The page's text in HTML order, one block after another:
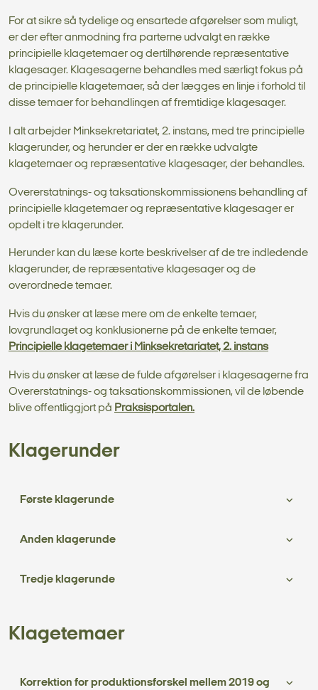
For at sikre så tydelige og ensartede afgørelser som muligt,
er der efter anmodning fra parterne udvalgt en række
principielle klagetemaer og dertilhørende repræsentative
klagesager. Klagesagerne behandles med særligt fokus på
de principielle klagetemaer, så der lægges en linje i forhold til
disse temaer for behandlingen af fremtidige klagesager.
I alt arbejder Minksekretariatet, 2. instans, med tre principielle
klagerunder, og herunder er der en række udvalgte
klagetemaer og repræsentative klagesager, der behandles.
Overerstatnings- og taksationskommissionens behandling af
principielle klagetemaer og repræsentative klagesager er
opdelt i tre klagerunder.
Herunder kan du læse korte beskrivelser af de tre indledende
klagerunder, de repræsentative klagesager og de
overordnede temaer.
Hvis du ønsker at læse mere om de enkelte temaer,
lovgrundlaget og konklusionerne på de enkelte temaer,
Principielle klagetemaer i Minksekretariatet, 2. instans
Hvis du ønsker at læse de fulde afgørelser i klagesagerne fra
Overerstatnings- og taksationskommissionen, vil de løbende
blive offentliggjort på Praksisportalen.
Klagerunder
Første klagerunde
Anden klagerunde
Tredje klagerunde
Klagetemaer
Korrektion for produktionsforskel mellem 2019 og